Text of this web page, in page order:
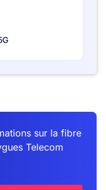
sur la fibre
Telecom